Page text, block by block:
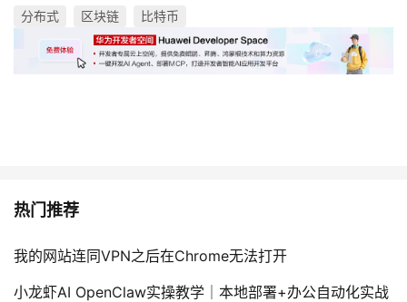
分布式 区块链 比特币
热门推荐
我的网站连同VPN之后在Chrome无法打开
小龙虾AI OpenClaw实操教学｜本地部署+办公自动化实战